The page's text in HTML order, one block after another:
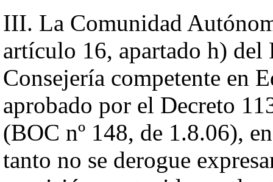
III. La Comunidad
artículo 16, apartado h) del
Consejería competente en
aprobado por el Decreto
(BOC nº 148, de 1.8.06),
tanto no se derogue